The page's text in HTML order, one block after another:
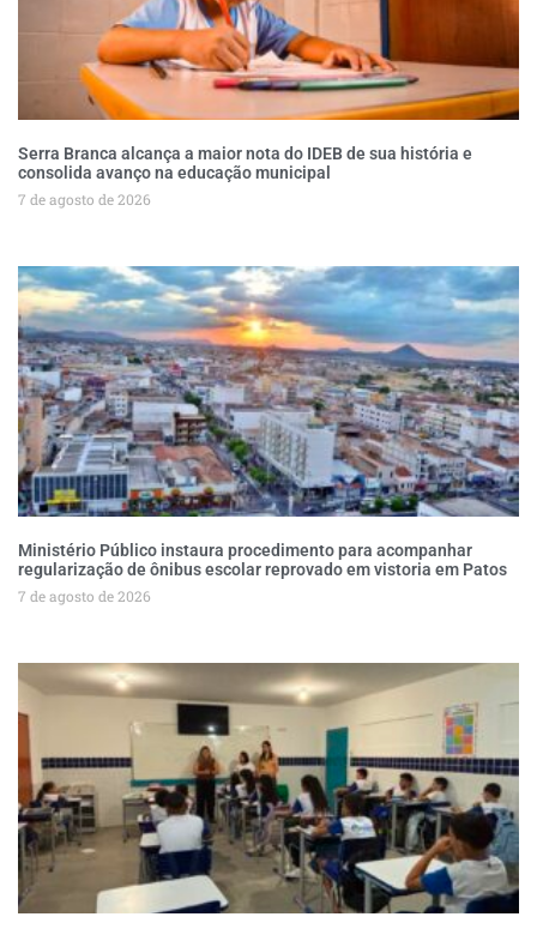
Serra Branca alcança a maior nota do IDEB de sua história e
consolida avanço na educação municipal
7 de agosto de 2026
Ministério Público instaura procedimento para acompanhar
regularização de ônibus escolar reprovado em vistoria em Patos
7 de agosto de 2026